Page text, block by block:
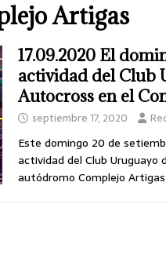
Artigas
17.09.2020 El
actividad del Club
Autocross en el
septiembre 17, 2020
Este domingo 20 de
actividad del Club Uruguayo
autódromo Complejo